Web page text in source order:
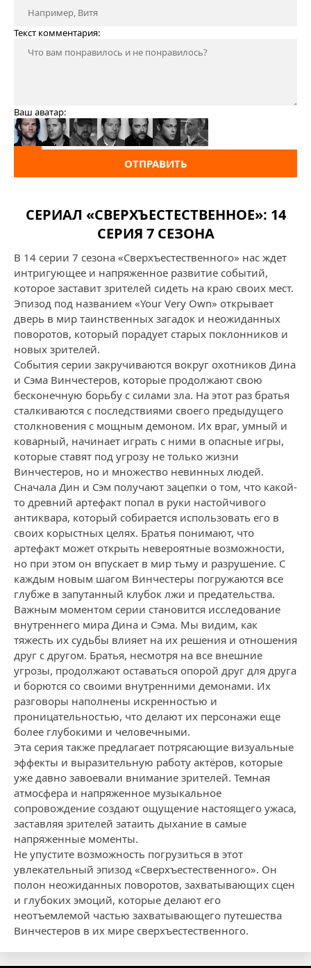
Текст комментария:
Ваш аватар:
ОТПРАВИТЬ
СЕРИАЛ «СВЕРХЪЕСТЕСТВЕННОЕ»: 14
СЕРИЯ 7 СЕЗОНА
В 14 серии 7 сезона «Сверхъестественного» нас ждет
интригующее и напряженное развитие событий,
которое заставит зрителей сидеть на краю своих мест.
Эпизод под названием «Your Very Own» открывает
дверь в мир таинственных загадок и неожиданных
поворотов, который порадует старых поклонников и
новых зрителей.
События серии закручиваются вокруг охотников Дина
и Сэма Винчестеров, которые продолжают свою
бесконечную борьбу с силами зла. На этот раз братья
сталкиваются с последствиями своего предыдущего
столкновения с мощным демоном. Их враг, умный и
коварный, начинает играть с ними в опасные игры,
которые ставят под угрозу не только жизни
Винчестеров, но и множество невинных людей.
Сначала Дин и Сэм получают зацепки о том, что какой-
то древний артефакт попал в руки настойчивого
антиквара, который собирается использовать его в
своих корыстных целях. Братья понимают, что
артефакт может открыть невероятные возможности,
но при этом он впускает в мир тьму и разрушение. С
каждым новым шагом Винчестеры погружаются все
глубже в запутанный клубок лжи и предательства.
Важным моментом серии становится исследование
внутреннего мира Дина и Сэма. Мы видим, как
тяжесть их судьбы влияет на их решения и отношения
друг с другом. Братья, несмотря на все внешние
угрозы, продолжают оставаться опорой друг для друга
и борются со своими внутренними демонами. Их
разговоры наполнены искренностью и
проницательностью, что делают их персонажи еще
более глубокими и человечными.
Эта серия также предлагает потрясающие визуальные
эффекты и выразительную работу актёров, которые
уже давно завоевали внимание зрителей. Темная
атмосфера и напряженное музыкальное
сопровождение создают ощущение настоящего ужаса,
заставляя зрителей затаить дыхание в самые
напряженные моменты.
Не упустите возможность погрузиться в этот
увлекательный эпизод «Сверхъестественного». Он
полон неожиданных поворотов, захватывающих сцен
и глубоких эмоций, которые делают его
неотъемлемой частью захватывающего путешества
Винчестеров в их мире сверхъестественного.